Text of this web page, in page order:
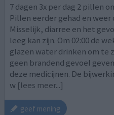
7 dagen 3x per dag 2 pillen
Pillen eerder gehad en
Misselijk, diarree en het
leeg kan zijn. Om 02:00 de
glazen water drinken om te
geen brandend gevoel
deze medicijnen. De
w [lees meer...]
geef mening